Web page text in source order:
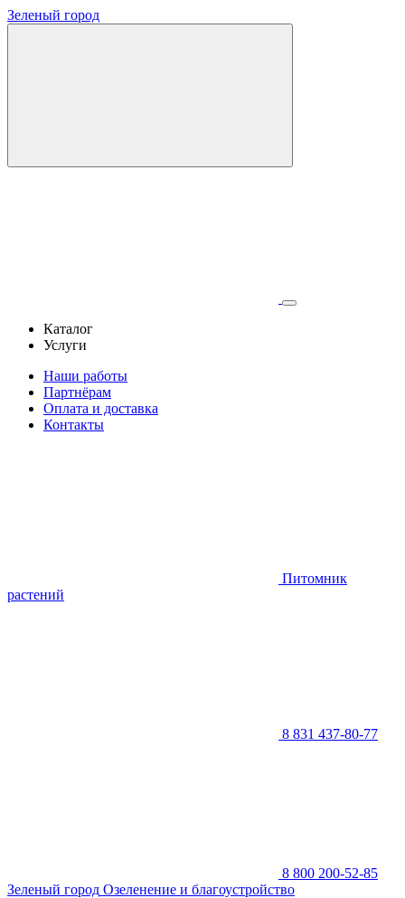
Зеленый город
Каталог
Услуги
Наши работы
Партнёрам
Оплата и доставка
Контакты
Питомник
растений
8 831 437-80-77
8 800 200-52-85
Зеленый город Озеленение и благоустройство